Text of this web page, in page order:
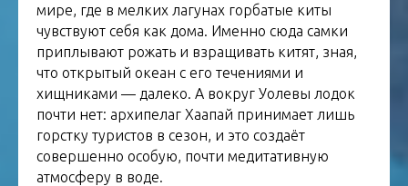
мире, где в мелких лагунах горбатые киты
чувствуют себя как дома. Именно сюда самки
приплывают рожать и взращивать китят, зная,
что открытый океан с его течениями и
хищниками — далеко. А вокруг Уолевы лодок
почти нет: архипелаг Хаапай принимает лишь
горстку туристов в сезон, и это создаёт
совершенно особую, почти медитативную
атмосферу в воде.